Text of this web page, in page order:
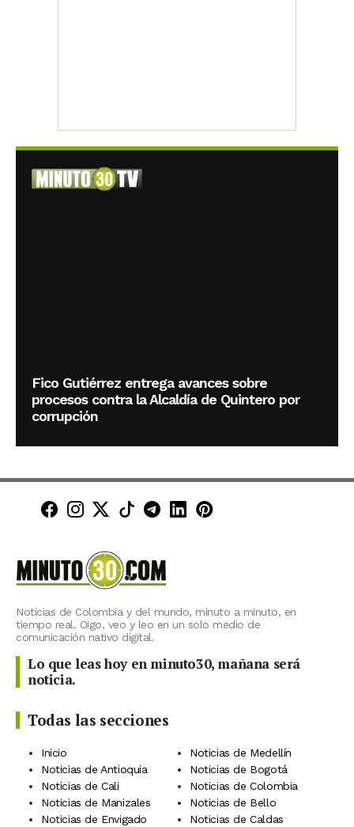
Fico Gutiérrez entrega avances sobre
procesos contra la Alcaldía de Quintero por
corrupción
Minuto30 en Facebook
Minuto30 en Instagram
Minuto30 en X (Twitter)
Minuto30 en TikTok
Canal de Minuto30 en
Minuto30 en LinkedIn
Minuto30 en
Noticias de Colombia y del mundo, minuto a minuto, en
tiempo real. Oigo, veo y leo en un solo medio de
comunicación nativo digital.
Lo que leas hoy en minuto30, mañana será
noticia.
Todas las secciones
Inicio
Noticias de Medellín
Noticias de Antioquia
Noticias de Bogotá
Noticias de Cali
Noticias de Colombia
Noticias de Manizales
Noticias de Bello
Noticias de Envigado
Noticias de Caldas